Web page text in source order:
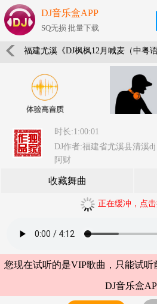
DJ音乐盒APP
SQ无损 批量下载
福建尤溪《DJ枫枫12月喊麦（中粤
家必备喊麦串烧》福建DJ阿财
时长:1:00:01
DJ作者:福建省尤溪县清溪dj
阿财
收藏舞曲
正在缓冲，点
您现在试听的是VIP歌曲，只能试听
DJ音乐盒